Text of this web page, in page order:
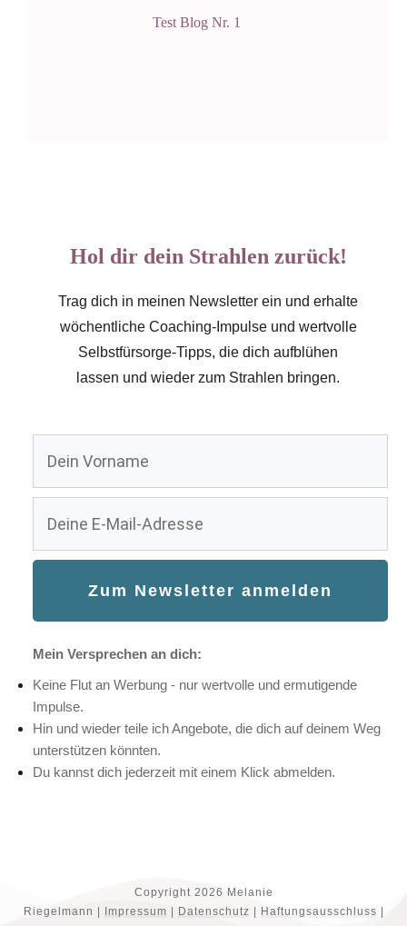
Test Blog Nr. 1
Hol dir dein Strahlen zurück!
Trag dich in meinen Newsletter ein und erhalte
wöchentliche Coaching-Impulse und wertvolle
Selbstfürsorge-Tipps, die dich aufblühen
lassen und wieder zum Strahlen bringen.
Zu m Newsletter anmelden
Mein Versprechen an dich:
Keine Flut an Werbung - nur wertvolle und ermutigende
Impulse.
Hin und wieder teile ich Angebote, die dich auf deinem Weg
unterstützen könnten.
Du kannst dich jederzeit mit einem Klick abmelden.
Copyright 2026 Melanie
Riegelmann
Impressum Datenschutz Haftungsausschluss